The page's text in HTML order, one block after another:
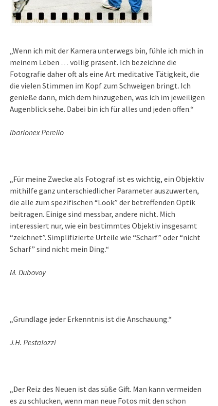
„Wenn ich mit der Kamera unterwegs bin, fühle ich mich in
meinem Leben … völlig präsent. Ich bezeichne die
Fotografie daher oft als eine Art meditative Tätigkeit, die
die vielen Stimmen im Kopf zum Schweigen bringt. Ich
genieße dann, mich dem hinzugeben, was ich im jeweiligen
Augenblick sehe. Dabei bin ich für alles und jeden offen.“
Ibarionex Perello
„Für meine Zwecke als Fotograf ist es wichtig, ein Objektiv
mithilfe ganz unterschiedlicher Parameter auszuwerten,
die alle zum spezifischen “Look” der betreffenden Optik
beitragen. Einige sind messbar, andere nicht. Mich
interessiert nur, wie ein bestimmtes Objektiv insgesamt
“zeichnet”. Simplifizierte Urteile wie “Scharf” oder “nicht
Scharf” sind nicht mein Ding.“
M. Dubovoy
„Grundlage jeder Erkenntnis ist die Anschauung.“
J.H. Pestalozzi
„Der Reiz des Neuen ist das süße Gift. Man kann vermeiden
es zu schlucken, wenn man neue Fotos mit den schon